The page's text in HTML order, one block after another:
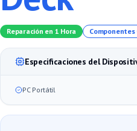
Reparación en 1 Hora
Especificaciones del
PC Portátil